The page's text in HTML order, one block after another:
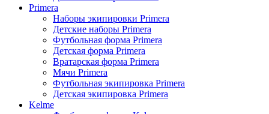
Primera
Наборы экипировки Primera
Детские наборы Primera
Футбольная форма Primera
Детская форма Primera
Вратарская форма Primera
Мячи Primera
Футбольная экипировка Primera
Детская экипировка Primera
Kelme